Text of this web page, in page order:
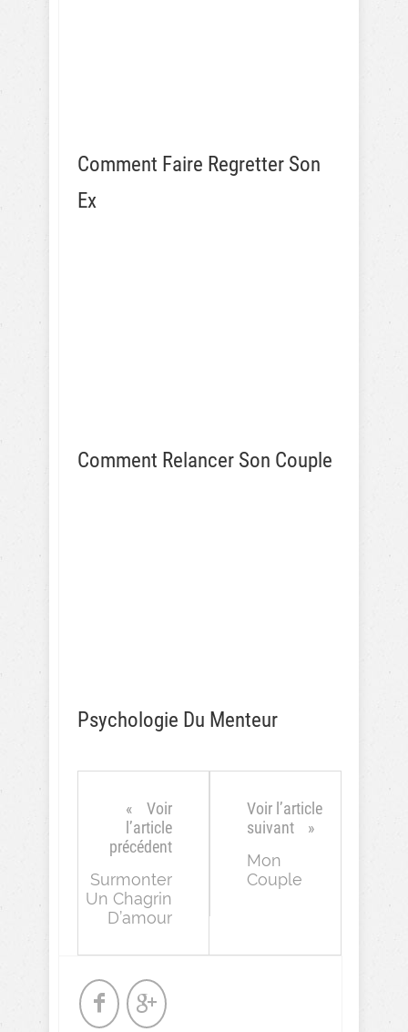
Comment Faire Regretter Son
Ex
Comment Relancer Son Couple
Psychologie Du Menteur
Voir
l’article
précédent
Surmonter
Un Chagrin
D’amour
Voir l’article
suivant
Mon
Couple